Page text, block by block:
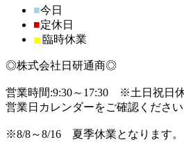
■今日
■定休日
■臨時休業
◎株式会社日研通商◎
営業時間:9:30～17:30 ※土日祝日
営業日カレンダーをご確認ください
※8/8～8/16 夏季休業となります。